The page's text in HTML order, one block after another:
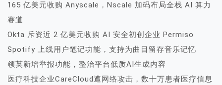
165 亿美元收购 Anyscale，Nscale 加码布局全栈 AI 算力
赛道
Okta 斥资近 2 亿美元收购 AI 安全初创企业 Permiso
Spotify 上线用户笔记功能，支持为曲目留存音乐记忆
领英新增举报功能，整治平台低质AI生成内容
医疗科技企业CareCloud遭网络攻击，数十万患者医疗信息